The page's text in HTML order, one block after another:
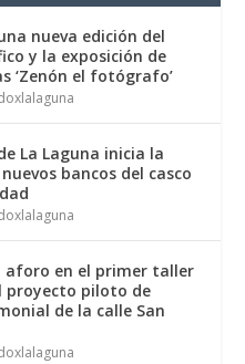
nueva edición del
y la exposición de
‘Zenón el fotógrafo’
La Laguna inicia la
bancos del casco
aforo en el primer taller
proyecto piloto de
de la calle San